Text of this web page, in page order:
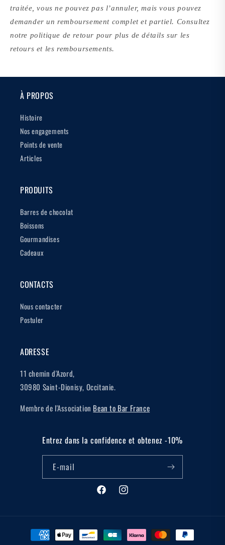
traitée, vous ne pouvez pas l’annuler, mais vous pouvez
demander un remboursement complet et partiel. Consultez
notre politique de retour pour plus de détails sur les
retours et les remboursements.
À PROPOS
Histoire
Nos engagements
Points de vente
Articles
PRODUITS
Barres de chocolat
Boissons
Gourmandises
Cadeaux
CONTACTS
Nous contacter
Postuler
ADRESSE
11 chemin d'Azord,
30980 Saint-Dionisy, Occitanie.
Membre de l'Association Bean to Bar France
Entrez dans la confidence et obtenez -10%
E-mail
FacebookInstagram
Moyens